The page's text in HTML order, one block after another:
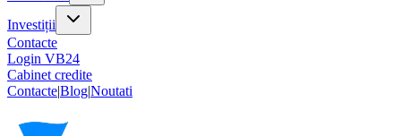
Investiții
Contacte
Login VB24
Cabinet credite
Contacte|Blog|Noutati